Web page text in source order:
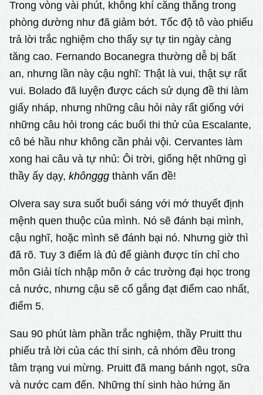
Trong vòng vài phút, không khí căng thẳng trong
phòng dường như đã giảm bớt. Tốc độ tô vào phiếu
trả lời trắc nghiệm cho thấy sự tự tin ngày càng
tăng cao. Fernando Bocanegra thường dễ bị bất
an, nhưng lần này cậu nghĩ: Thật là vui, thật sự rất
vui. Bolado đã luyện được cách sử dụng đề thi làm
giấy nháp, nhưng những câu hỏi này rất giống với
những câu hỏi trong các buổi thi thử của Escalante,
cô bé hầu như không cần phải vội. Cervantes làm
xong hai câu và tự nhủ: Ôi trời, giống hệt những gì
thầy ấy dạy,khônggg thành vấn đề!
Olvera say sưa suốt buổi sáng với mớ thuyết định
mệnh quen thuộc của mình. Nó sẽ đánh bại mình,
cậu nghĩ, hoặc mình sẽ đánh bại nó. Nhưng giờ thì
đã rõ. Tuy 3 điểm là đủ để giành được tín chỉ cho
môn Giải tích nhập môn ở các trường đại học trong
cả nước, nhưng cậu sẽ cố gắng đạt điểm cao nhất,
điểm 5.
Sau 90 phút làm phần trắc nghiệm, thầy Pruitt thu
phiếu trả lời của các thí sinh, cả nhóm đều trong
tâm trạng vui mừng. Pruitt đã mang bánh ngọt, sữa
và nước cam đến. Những thí sinh hào hứng ăn